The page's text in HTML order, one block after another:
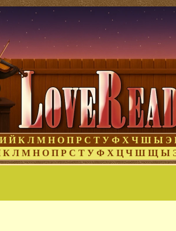
И Й К Л М Н О П Р С Т У Ф Х Ч Ш Ы Э
К Л М Н О П Р С Т У Ф Х Ц Ч Ш Щ Ы